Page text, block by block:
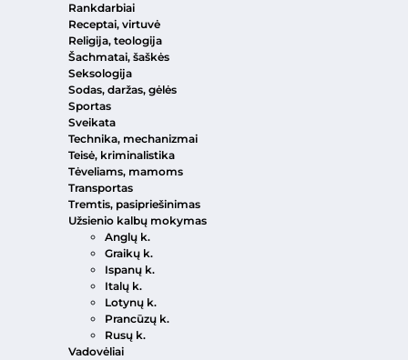
Rankdarbiai
Receptai, virtuvė
Religija, teologija
Šachmatai, šaškės
Seksologija
Sodas, daržas, gėlės
Sportas
Sveikata
Technika, mechanizmai
Teisė, kriminalistika
Tėveliams, mamoms
Transportas
Tremtis, pasipriešinimas
Užsienio kalbų mokymas
Anglų k.
Graikų k.
Ispanų k.
Italų k.
Lotynų k.
Prancūzų k.
Rusų k.
Vadovėliai